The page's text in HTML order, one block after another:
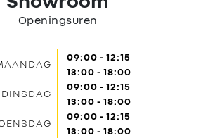
Openingsuren
09:00 - 12:15
13:00 - 18:00
DINSDAG
09:00 - 12:15
13:00 - 18:00
09:00 - 12:15
13:00 - 18:00